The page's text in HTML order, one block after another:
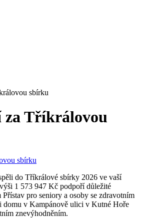
sbírku
za Tříkrálovou
do Tříkrálové sbírky 2026 ve vaší
1 573 947 Kč podpoří důležité
pro seniory a osoby se zdravotním
domu v Kampánově ulici v Kutné Hoře
znevýhodněním.